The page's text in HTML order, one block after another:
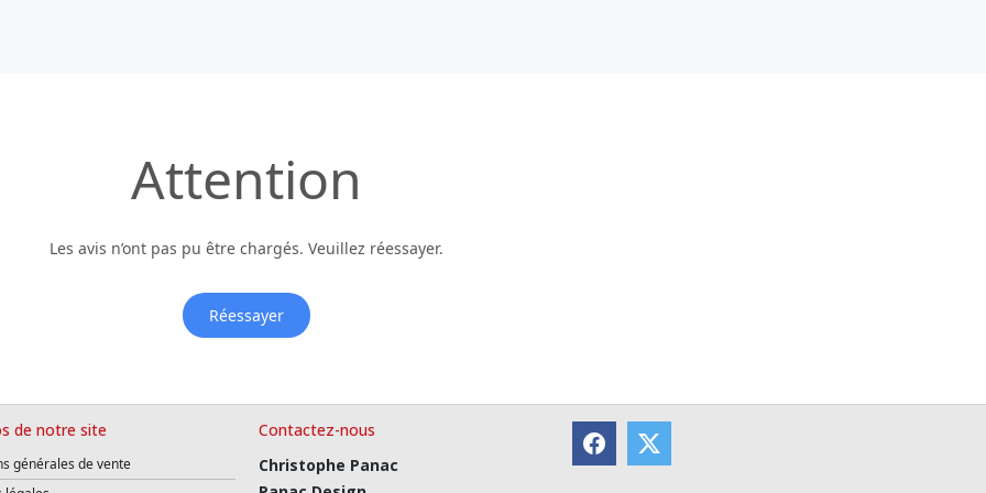
Attention
Les avis n’ont pas pu être chargés. Veuillez réessayer.
Réessayer
de notre site
générales de vente
Contactez-nous
Christophe Panac